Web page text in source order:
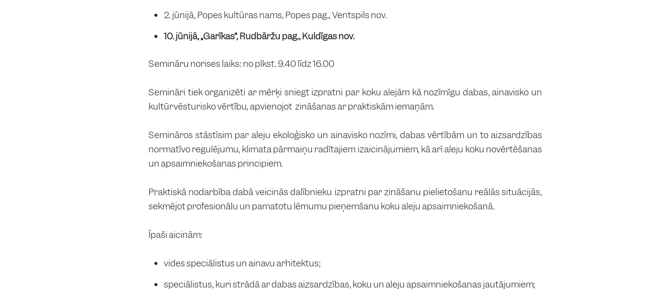
2. jūnijā, Popes kultūras nams, Popes pag., Ventspils nov.
10. jūnijā, „Garīkas”, Rudbāržu pag., Kuldīgas nov.
Semināru norises laiks: no plkst. 9.40 līdz 16.00
Semināri tiek organizēti ar mērķi sniegt izpratni par koku alejām kā nozīmīgu dabas, ainavisko un
kultūrvēsturisko vērtību, apvienojot zināšanas ar praktiskām iemaņām.
Semināros stāstīsim par aleju ekoloģisko un ainavisko nozīmi, dabas vērtībām un to aizsardzības
normatīvo regulējumu, klimata pārmaiņu radītajiem izaicinājumiem, kā arī aleju koku novērtēšanas
un apsaimniekošanas principiem.
Praktiskā nodarbība dabā veicinās dalībnieku izpratni par zināšanu pielietošanu reālās situācijās,
sekmējot profesionālu un pamatotu lēmumu pieņemšanu koku aleju apsaimniekošanā.
Īpaši aicinām:
vides speciālistus un ainavu arhitektus;
speciālistus, kuri strādā ar dabas aizsardzības, koku un aleju apsaimniekošanas jautājumiem;